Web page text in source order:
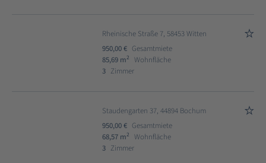
Rheinische Straße 7, 58453 Witten
950,00 € Gesamtmiete
85,69 m2
Wohnfläche
3 Zimmer
Staudengarten 37, 44894 Bochum
950,00 € Gesamtmiete
68,57 m2
Wohnfläche
3 Zimmer